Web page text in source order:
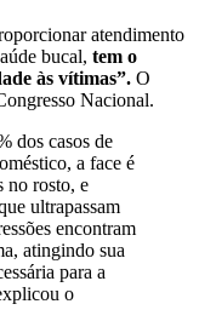
atendimento
bucal, tem o
às vítimas”. O
Nacional.
dos casos de
a face é
no rosto, e
ultrapassam
encontram
atingindo sua
para a
o